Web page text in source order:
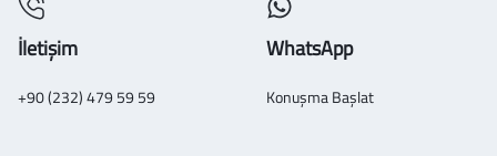
İletişim
+90 (232) 479 59 59
WhatsApp
Konuşma Başlat